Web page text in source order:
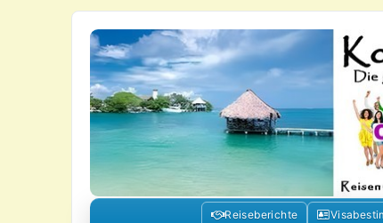
Kolumbienforum - Das grosse
Reisen, Auswandern, Kultur, Politik, Geschichte und Visum in
Reiseberichte